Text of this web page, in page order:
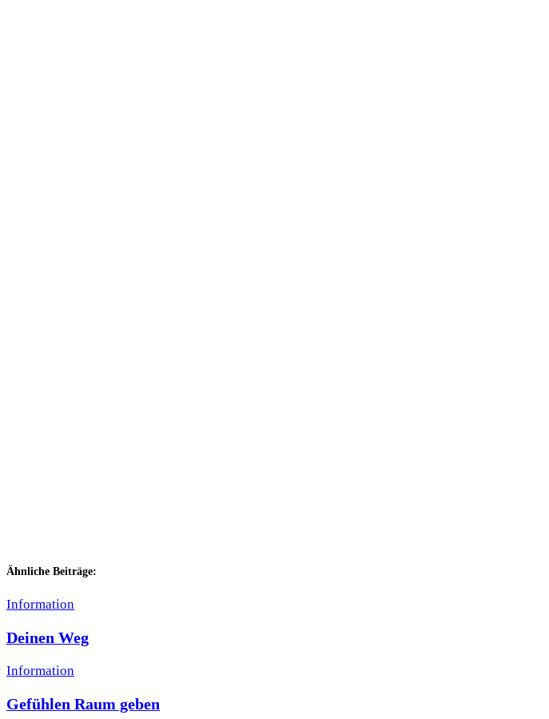
Ähnliche Beiträge:
Information
Deinen Weg
Information
Gefühlen Raum geben